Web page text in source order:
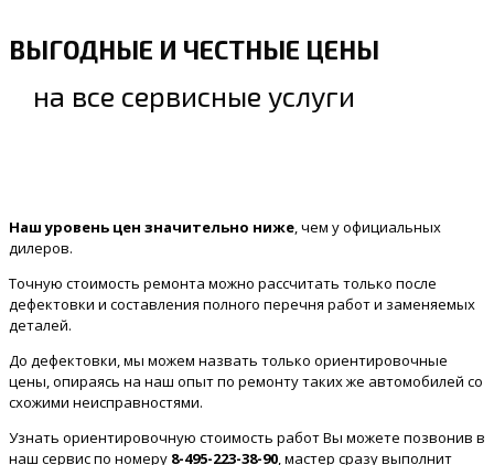
ВЫГОДНЫЕ И ЧЕСТНЫЕ ЦЕНЫ
на все сервисные услуги
Наш уровень цен значительно ниже , чем у официальных
дилеров.
Точную стоимость ремонта можно рассчитать только после
дефектовки и составления полного перечня работ и заменяемых
деталей.
До дефектовки, мы можем назвать только ориентировочные
цены, опираясь на наш опыт по ремонту таких же автомобилей со
схожими неисправностями.
Узнать ориентировочную стоимость работ Вы можете позвонив в
наш сервис по номеру 8-495-223-38-90 , мастер сразу выполнит